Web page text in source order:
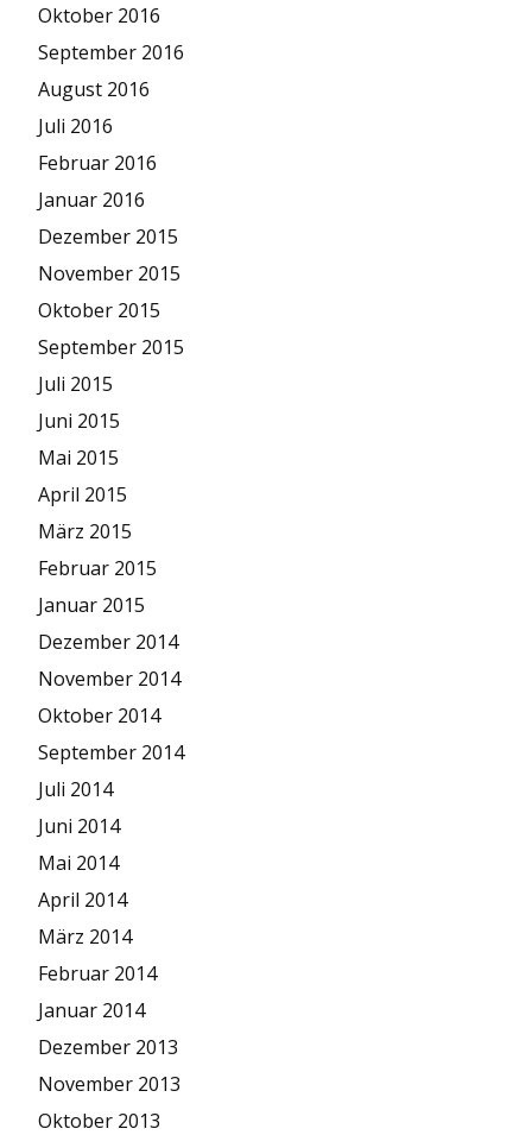
Oktober 2016
September 2016
August 2016
Juli 2016
Februar 2016
Januar 2016
Dezember 2015
November 2015
Oktober 2015
September 2015
Juli 2015
Juni 2015
Mai 2015
April 2015
März 2015
Februar 2015
Januar 2015
Dezember 2014
November 2014
Oktober 2014
September 2014
Juli 2014
Juni 2014
Mai 2014
April 2014
März 2014
Februar 2014
Januar 2014
Dezember 2013
November 2013
Oktober 2013